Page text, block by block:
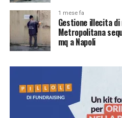
1 mese fa
Gestione illecita
Metropolitana
mq a Napoli